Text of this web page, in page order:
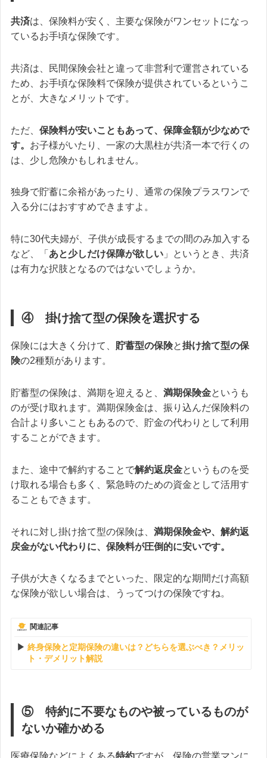
共済は、保険料が安く、主要な保険がワンセットになっ
ているお手頃な保険です。
共済は、民間保険会社と違って非営利で運営されている
ため、お手頃な保険料で保険が提供されているというこ
とが、大きなメリットです。
ただ、 保険料が安いこともあって、 保障金額が少なめで
す。 お子様がいたり、一家の大黒柱が共済一本で行くの
は、少し危険かもしれません。
独身で貯蓄に余裕があったり、通常の保険プラスワンで
入る分にはおすすめできますよ。
特に30代夫婦が、子供が成長するまでの間のみ加入する
など、「 あと少しだけ保障が欲しい 」というとき、共済
は有力な択肢となるのではないでしょうか。
④ 掛け捨て型の保険を選択する
保険には大きく分けて、 貯蓄型の保険と掛け捨て型の保
険の2種類があります。
貯蓄型の保険は、満期を迎えると、 満期保険金というも
のが受け取れます。満期保険金は、振り込んだ保険料の
合計より多いこともあるので、貯金の代わりとして利用
することができます。
また、途中で解約することで解約返戻金というものを受
け取れる場合も多く、緊急時のための資金として活用す
ることもできます。
それに対し掛け捨て型の保険は、 満期保険金や、解約返
戻金がない代わりに、 保険料が圧倒的に安いです。
子供が大きくなるまでといった、限定的な期間だけ高額
な保険が欲しい場合は、うってつけの保険ですね。
関連記事
終身保険と定期保険の違いは？どちらを選ぶべき？メリッ
ト・デメリット解説
⑤ 特約に不要なものや被っているものが
ないか確かめる
医療保険などによくある特約ですが、保険の営業マンに